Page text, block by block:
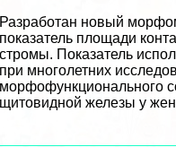
Разработан новый
показатель площади
стромы. Показатель
при многолетних
морфофункционального
щитовидной железы у